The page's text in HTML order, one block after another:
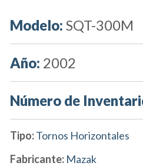
Modelo: SQT-300M
Año: 2002
Número de
Tipo:Tornos Horizontales
Fabricante: Mazak